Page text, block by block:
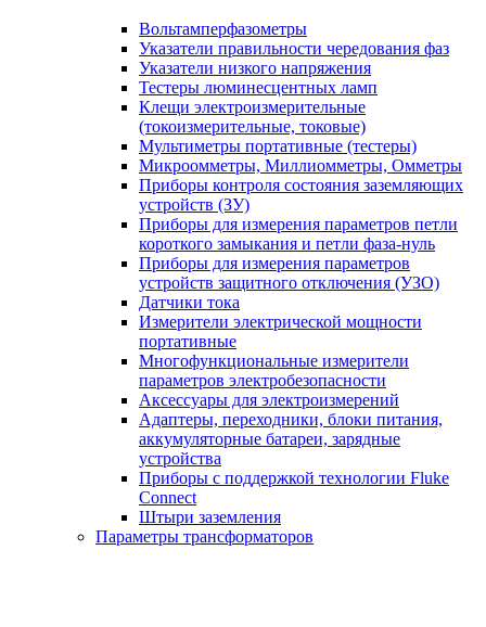
Вольтамперфазометры
Указатели правильности чередования фаз
Указатели низкого напряжения
Тестеры люминесцентных ламп
Клещи электроизмерительные
(токоизмерительные, токовые)
Мультиметры портативные (тестеры)
Микроомметры, Миллиомметры, Омметры
Приборы контроля состояния заземляющих
устройств (ЗУ)
Приборы для измерения параметров петли
короткого замыкания и петли фаза-нуль
Приборы для измерения параметров
устройств защитного отключения (УЗО)
Датчики тока
Измерители электрической мощности
портативные
Многофункциональные измерители
параметров электробезопасности
Аксессуары для электроизмерений
Адаптеры, переходники, блоки питания,
аккумуляторные батареи, зарядные
устройства
Приборы с поддержкой технологии Fluke
Connect
Штыри заземления
Параметры трансформаторов